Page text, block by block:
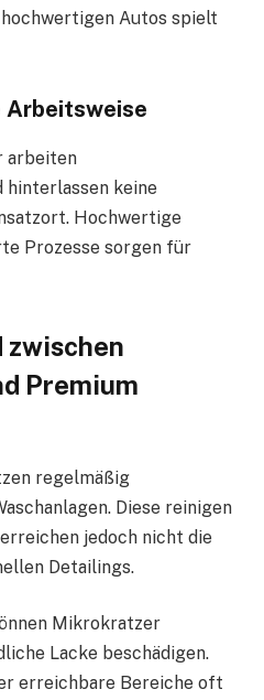
Autos spielt
Arbeitsweise
arbeiten
hinterlassen keine
Hochwertige
Prozesse sorgen für
zwischen
Premium
regelmäßig
Diese reinigen
jedoch nicht die
Detailings.
Mikrokratzer
Lacke beschädigen.
erreichbare Bereiche oft